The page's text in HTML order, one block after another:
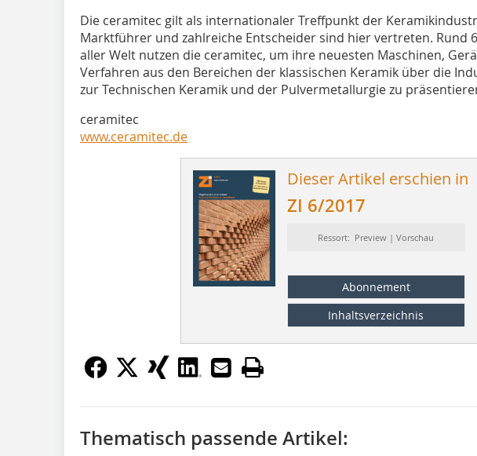
Die ceramitec gilt als internationaler Treffpunkt der
Marktführer und zahlreiche Entscheider sind hier vertreten. Rund
aller Welt nutzen die ceramitec, um ihre neuesten Maschinen,
Verfahren aus den Bereichen der klassischen Keramik über die
zur Technischen Keramik und der Pulvermetallurgie zu
ceramitec
www.ceramitec.de
Dieser Artikel erschien in
ZI 6/2017
Ressort: Preview | Vorschau
Abonnement
Inhaltsverzeichnis
Thematisch passende Artikel: